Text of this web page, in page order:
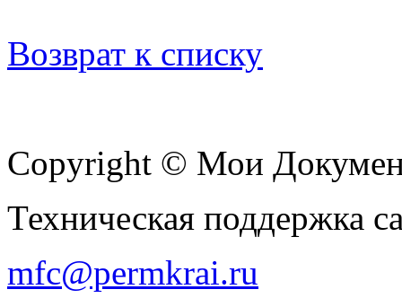
Возврат к списку
Copyright © Мои
Техническая поддержка
mfc@permkrai.ru